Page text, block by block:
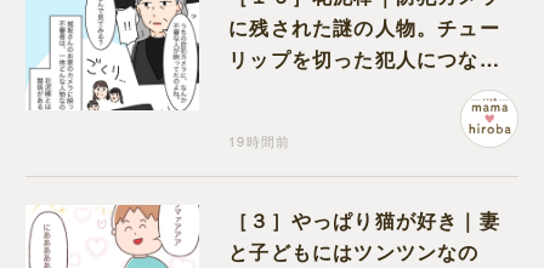
に残された謎の人物。チュー
リップを切った犯人につなが
る証拠になるのか期待する
19時間前
［３］やっぱり猫が好き｜妻
と子どもにはツンツンなの